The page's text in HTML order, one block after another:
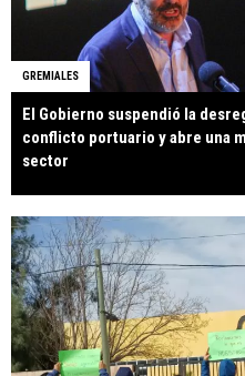
GREMIALES
El Gobierno suspendió la
conflicto portuario y abre una
sector